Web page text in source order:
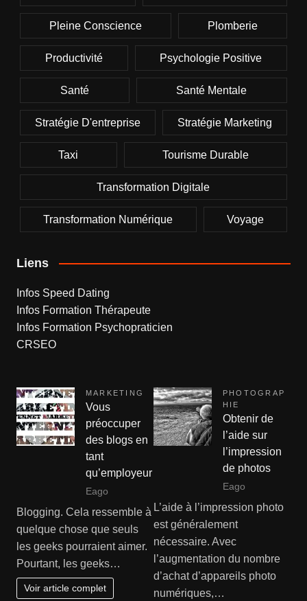
Pleine Conscience Plomberie
Productivité Psychologie Positive
Santé Santé Mentale
Stratégie D'entreprise Stratégie Marketing
Taxi Tourisme Durable
Transformation Digitale
Transformation Numérique Voyage
Liens
Infos Speed Dating
Infos Formation Thérapeute
Infos Formation Psychopraticien
CRSEO
MARKETING
Vous
préoccuper
des blogs en
tant
qu’employeur
Eago
Blogging. Cela ressemble à
quelque chose que seuls
les geeks pourraient aimer.
Pourtant, les geeks…
Voir article complet
PHOTOGRAP
HIE
Obtenir de
l’aide sur
l’impression
de photos
Eago
L’aide à l’impression photo
est généralement
nécessaire. Avec
l’augmentation du nombre
d’achat d’appareils photo
numériques,…